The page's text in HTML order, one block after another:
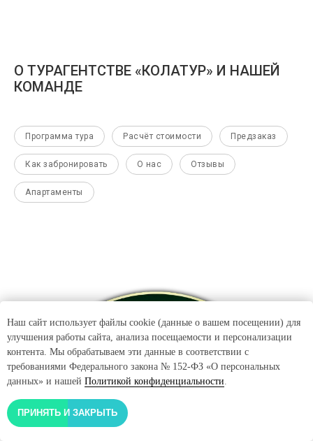
Наш сайт использует файлы cookie (данные о вашем посещении) для
улучшения работы сайта, анализа посещаемости и персонализации
контента. Мы обрабатываем эти данные в соответствии с
требованиями Федерального закона № 152-ФЗ «О персональных
данных» и нашей Политикой конфиденциальности.
ПРИНЯТЬ И ЗАКРЫТЬ
О ТУРАГЕНТСТВЕ «КОЛАТУР» И НАШЕЙ
КОМАНДЕ
Программа тура Расчёт стоимости Предзаказ
Как забронировать О нас Отзывы
Апартаменты